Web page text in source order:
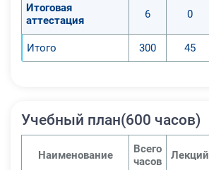
Итоговая
аттестация
6 0
Итого 300 45
Учебный план(600 часов)
Наименование
Всего
часов
Лекций